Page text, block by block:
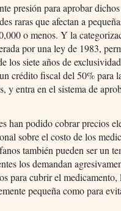
presión para aprobar
raras que afectan a
o menos. Y la
por una ley de 1983,
los siete años de
crédito fiscal del 50% para
y entra en el sistema de
han podido cobrar precios
sobre el costo de los
también pueden ser un
los demandan
para cubrir el
pequeña como para